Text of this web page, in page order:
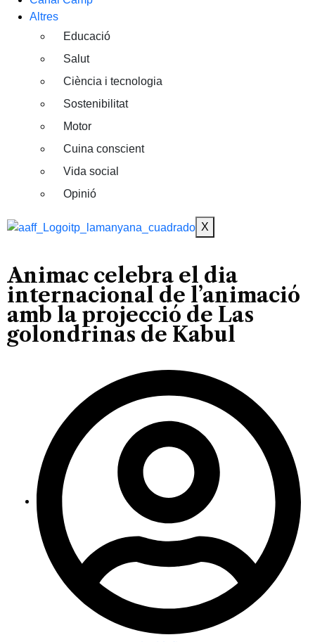
Altres
Educació
Salut
Ciència i tecnologia
Sostenibilitat
Motor
Cuina conscient
Vida social
Opinió
X
Animac celebra el dia
internacional de l’animació
amb la projecció de Las
golondrinas de Kabul